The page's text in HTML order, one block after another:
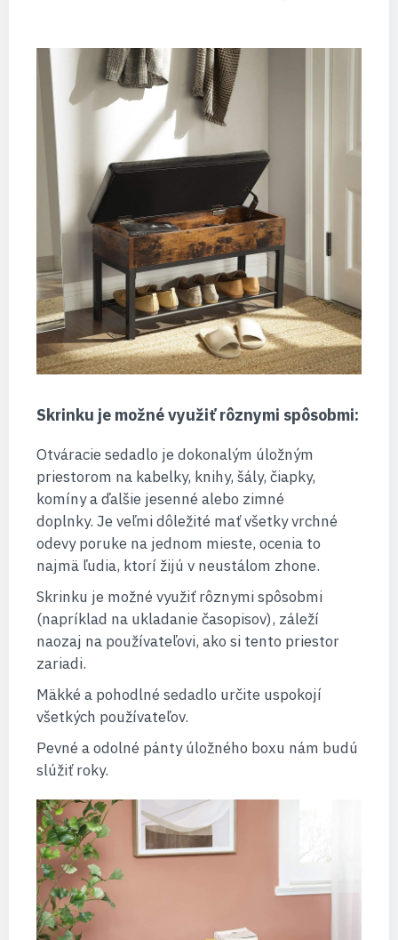
Skrinku je možné využiť rôznymi spôsobmi:
Otváracie sedadlo je dokonalým úložným
priestorom na kabelky, knihy, šály, čiapky,
komíny a ďalšie jesenné alebo zimné
doplnky. Je veľmi dôležité mať všetky vrchné
odevy poruke na jednom mieste, ocenia to
najmä ľudia, ktorí žijú v neustálom zhone.
Skrinku je možné využiť rôznymi spôsobmi
(napríklad na ukladanie časopisov), záleží
naozaj na používateľovi, ako si tento priestor
zariadi.
Mäkké a pohodlné sedadlo určite uspokojí
všetkých používateľov.
Pevné a odolné pánty úložného boxu nám budú
slúžiť roky.